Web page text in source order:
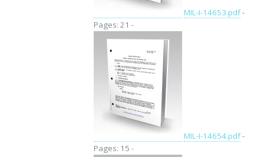
MIL-I-14653.pdf-
Pages: 21 -
MIL-I-14654.pdf-
Pages: 15 -